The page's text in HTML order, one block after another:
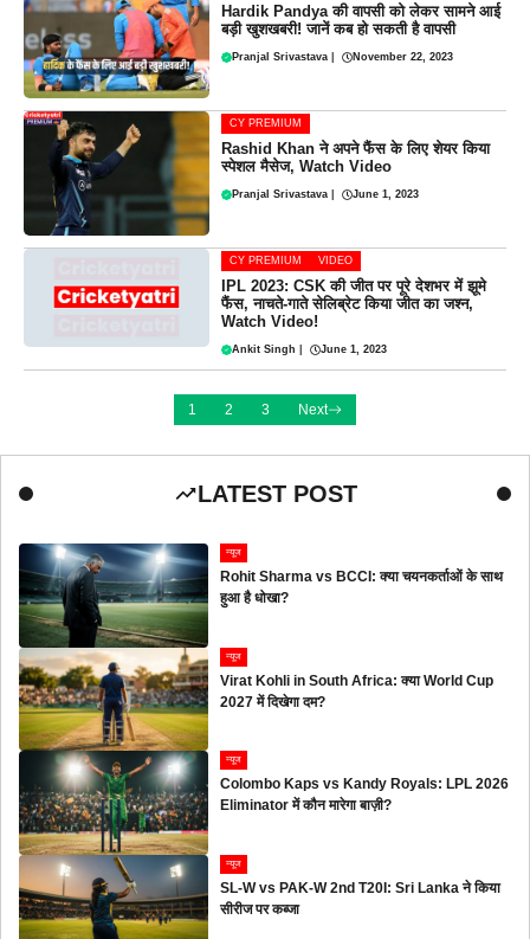
Hardik Pandya की वापसी को लेकर सामने आई
बड़ी खुशखबरी! जानें कब हो सकती है वापसी
Pranjal Srivastava November 22, 2023
CY PREMIUM
Rashid Khan ने अपने फैंस के लिए शेयर किया
स्पेशल मैसेज, Watch Video
Pranjal Srivastava June 1, 2023
CY PREMIUM VIDEO
IPL 2023: CSK की जीत पर पूरे देशभर में झूमे
फैंस, नाचते-गाते सेलिब्रेट किया जीत का जश्न,
Watch Video!
Ankit Singh June 1, 2023
1 2 3 Next
LATEST POST
न्यूज
Rohit Sharma vs BCCI: क्या चयनकर्ताओं के साथ
हुआ है धोखा?
न्यूज
Virat Kohli in South Africa: क्या World Cup
2027 में दिखेगा दम?
न्यूज
Colombo Kaps vs Kandy Royals: LPL 2026
Eliminator में कौन मारेगा बाज़ी?
न्यूज
SL-W vs PAK-W 2nd T20I: Sri Lanka ने किया
सीरीज पर कब्जा